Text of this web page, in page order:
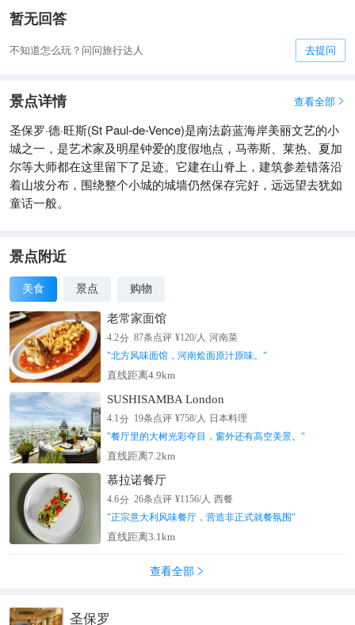
暂无回答
不知道怎么玩？问问旅行达人 去提问
景点详情 查看全部 
圣保罗·德·旺斯(St Paul-de-Vence)是南法蔚蓝海岸美丽文艺的小
城之一，是艺术家及明星钟爱的度假地点，马蒂斯、莱热、夏加
尔等大师都在这里留下了足迹。它建在山脊上，建筑参差错落沿
着山坡分布，围绕整个小城的城墙仍然保存完好，远远望去犹如
童话一般。
景点附近
美食 景点 购物
老常家面馆
4.2分 87条点评 ¥120/人 河南菜
"北方风味面馆，河南烩面原汁原味。 "
直线距离4.9km
SUSHISAMBA London
4.1分 19条点评 ¥758/人 日本料理
"餐厅里的大树光彩夺目，窗外还有高空美景。 "
直线距离7.2km
慕拉诺餐厅
4.6分 26条点评 ¥1156/人 西餐
"正宗意大利风味餐厅，营造非正式就餐氛围"
直线距离3.1km
查看全部 
圣保罗